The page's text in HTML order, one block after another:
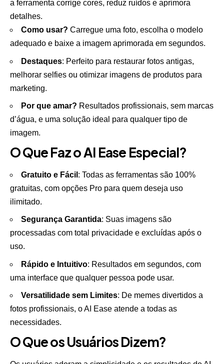
a ferramenta corrige cores, reduz ruídos e aprimora
detalhes.
Como usar? Carregue uma foto, escolha o modelo
adequado e baixe a imagem aprimorada em segundos.
Destaques: Perfeito para restaurar fotos antigas,
melhorar selfies ou otimizar imagens de produtos para
marketing.
Por que amar? Resultados profissionais, sem marcas
d’água, e uma solução ideal para qualquer tipo de
imagem.
O Que Faz o AI Ease Especial?
Gratuito e Fácil : Todas as ferramentas são 100%
gratuitas, com opções Pro para quem deseja uso
ilimitado.
Segurança Garantida: Suas imagens são
processadas com total privacidade e excluídas após o
uso.
Rápido e Intuitivo: Resultados em segundos, com
uma interface que qualquer pessoa pode usar.
Versatilidade sem Limites: De memes divertidos a
fotos profissionais, o AI Ease atende a todas as
necessidades.
O Que os Usuários Dizem?